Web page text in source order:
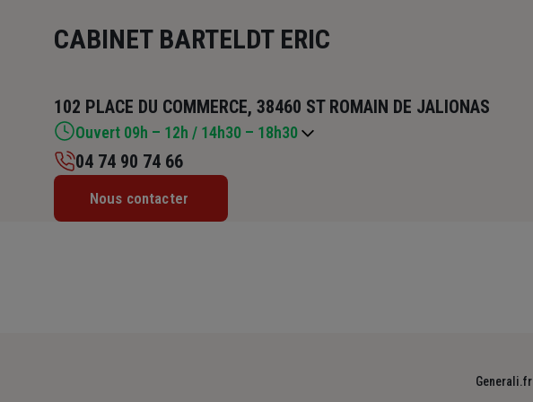
CABINET BARTELDT ERIC
102 PLACE DU COMMERCE, 38460 ST ROMAIN DE JALIONAS
Ouvert 09h – 12h / 14h30 – 18h30
Lundi : 09h – 12h / 14h30 – 18h30
Mardi : 09h – 12h / 14h30 – 18h30
04 74 90 74 66
Nous contacter
Generali.fr